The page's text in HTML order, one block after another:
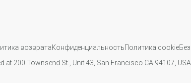
возвратаКонфиденциальностьПолитика cookie
at 200 Townsend St., Unit 43, San Francisco CA 94107,